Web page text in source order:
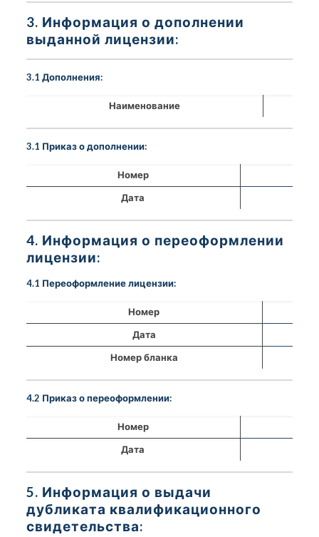
3. Информация о дополнении
выданной лицензии:
3.1 Дополнения:
Наименование
3.1 Приказ о дополнении:
Номер
Дата
4. Информация о переоформлении
лицензии:
4.1 Переоформление лицензии:
Номер
Дата
Номер бланка
4.2 Приказ о переоформлении:
Номер
Дата
5. Информация о выдачи
дубликата квалификационного
свидетельства: